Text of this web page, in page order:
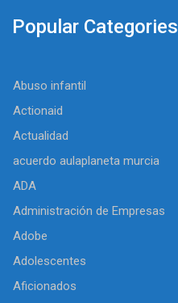
Popular Categories
Abuso infantil
Actionaid
Actualidad
acuerdo aulaplaneta murcia
ADA
Administración de Empresas
Adobe
Adolescentes
Aficionados